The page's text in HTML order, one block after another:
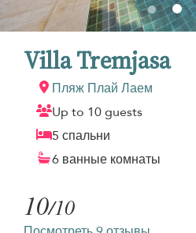
Villa Tremjasa
Пляж Плай Лаем
Up to 10 guests
5 спальни
6 ванные комнаты
10/10